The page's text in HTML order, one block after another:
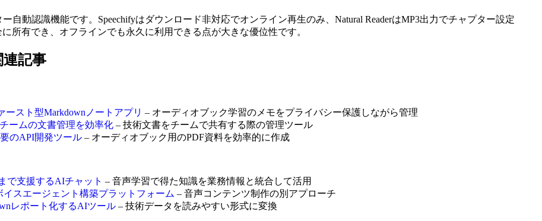
自動認識機能です。Speechifyはダウンロード非対応でオンライン再生のみ、Natural ReaderはMP3出力でチャプター設定
所有でき、オフラインでも永久に利用できる点が大きな優位性です。
記事
ースト型Markdownノートアプリ – オーディオブック学習のメモをプライバシー保護しながら管理
ームの文書管理を効率化 – 技術文書をチームで共有する際の管理ツール
のAPI開発ツール – オーディオブック用のPDF資料を効率的に作成
で支援するAIチャット – 音声学習で得た知識を業務情報と統合して活用
イスエージェント構築プラットフォーム – 音声コンテンツ制作の別アプローチ
レポート化するAIツール – 技術データを読みやすい形式に変換